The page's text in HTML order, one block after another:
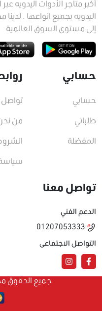
أكبر متاجر الأدوات اليدويه
اليدويه بجميع انواعها .
إلى مستوى السوق العالمية
حسابي
حسابي
طلباتي
المفضلة
تواصل
من
تواصل معنا
الدعم الفني
التواصل الاجتماعى
جميع الحقوق